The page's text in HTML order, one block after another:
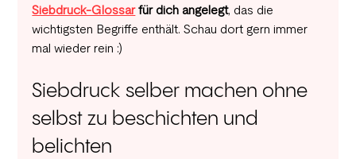
Siebdruck-Glossar für dich angelegt, das die
wichtigsten Begriffe enthält. Schau dort gern immer
mal wieder rein :)
Siebdruck selber machen ohne
selbst zu beschichten und
belichten